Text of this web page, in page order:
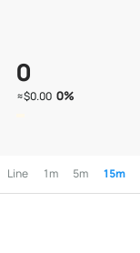
0
≈$0.00 0%
Line 1m 5m 15m